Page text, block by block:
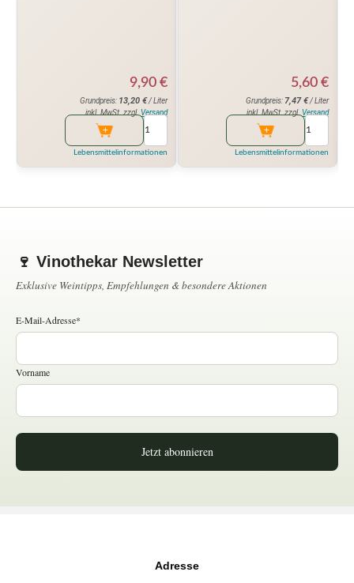
9,90 €
Grundpreis: 13,20 €/ Liter
inkl. MwSt. zzgl. Versand
Lebensmittelinformationen
5,60 €
Grundpreis: 7,47€/ Liter
inkl. MwSt. zzgl. Versand
Lebensmittelinformationen
🍷 Vinothekar Newsletter
Exklusive Weintipps, Empfehlungen & besondere Aktionen
E-Mail-Adresse*
Vorname
Jetzt abonnieren
Adresse